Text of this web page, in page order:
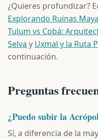
¿Quieres profundizar?
Explorando Ruinas
Tulum vs Cobá:
Selva y Uxmal y la Ruta
continuación.
Preguntas
¿Puedo subir la
Sí, a diferencia de la